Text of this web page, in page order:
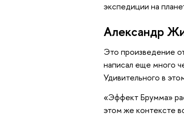
экспедиции на
Александр
Это произведение
написал еще много
Удивительного в
«Эффект Брумма»
этом же контексте